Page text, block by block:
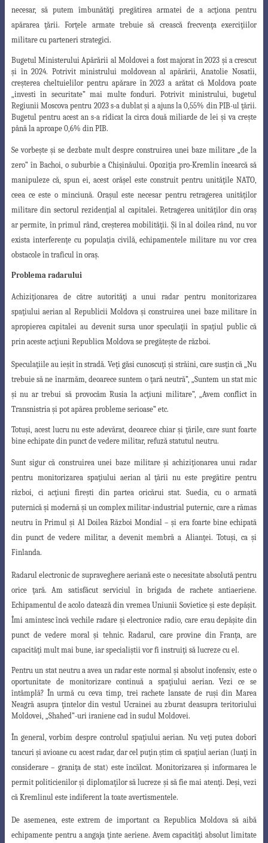
necesar, să putem îmbunătăţi pregătirea armatei de a acţiona pentru
apărarea ţării. Forţele armate trebuie să crească frecvenţa exerciţiilor
militare cu parteneri strategici.
Bugetul Ministerului Apărării al Moldovei a fost majorat în 2023 şi a crescut
şi în 2024. Potrivit ministrului moldovean al apărării, Anatolie Nosatîi,
creşterea cheltuielilor pentru apărare în 2023 a arătat că Moldova poate
„investi în securitate” mai multe fonduri. Potrivit ministrului, bugetul
Regiunii Moscova pentru 2023 s-a dublat şi a ajuns la 0,55% din PIB-ul ţării.
Bugetul pentru acest an s-a ridicat la circa două miliarde de lei şi va creşte
până la aproape 0,6% din PIB.
Se vorbeşte şi se dezbate mult despre construirea unei baze militare „de la
zero” în Bachoi, o suburbie a Chişinăului. Opoziţia pro-Kremlin încearcă să
manipuleze că, spun ei, acest orăşel este construit pentru unităţile NATO,
ceea ce este o minciună. Oraşul este necesar pentru retragerea unităţilor
militare din sectorul rezidenţial al capitalei. Retragerea unităţilor din oraş
ar permite, în primul rând, creşterea mobilităţii. Şi în al doilea rând, nu vor
exista interferenţe cu populaţia civilă, echipamentele militare nu vor crea
obstacole în traficul în oraş.
Problema radarului
Achiziţionarea de către autorităţi a unui radar pentru monitorizarea
spaţiuluiaerian al Republicii Moldova şi construirea unei baze militare în
apropierea capitalei au devenit sursa unor speculaţii în spaţiul public că
prin aceste acţiuni Republica Moldova se pregăteşte de război.
Speculaţiile au ieşit în stradă. Veţi găsi cunoscuţi şi străini, care susţin că „Nu
trebuie să ne înarmăm, deoarece suntem o ţară neutră”, „Suntem un stat mic
şi nu ar trebui să provocăm Rusia la acţiuni militare”, „Avem conflict în
Transnistria şi pot apărea problemeserioase” etc.
Totuşi, acest lucru nu este adevărat, deoarece chiar şi ţările, care sunt foarte
bine echipate din punct de vedere militar, refuză statutul neutru.
Sunt sigur că construirea unei baze militare şi achiziţionarea unui radar
pentru monitorizarea spaţiului aerian al ţării nu este pregătire pentru
război, ci acţiuni fireşti din partea oricărui stat. Suedia, cu o armată
puternică şi modernă şi un complex militar-industrial puternic, care a rămas
neutru în Primul şi Al Doilea Război Mondial – şi era foarte bine echipată
din punct de vedere militar, a devenit membră a Alianţei. Totuşi, ca şi
Finlanda.
Radarul electronic de supraveghere aeriană este o necesitate absolută pentru
orice ţară. Am satisfăcut serviciul în brigada de rachete antiaeriene.
Echipamentul de acolo datează din vremea Uniunii Sovietice şi este depăşit.
Îmi amintesc încă vechile radare şi electronice radio, care erau depăşite din
punct de vedere moral şi tehnic. Radarul, care provine din Franţa, are
capacităţi mult mai bune, iar specialiştii vor fi instruiţi să lucreze cu el.
Pentru un stat neutru a avea un radar este normal şi absolut inofensiv, este o
oportunitate de monitorizare continuă a spaţiului aerian. Vezi ce se
întâmplă? În urmă cu ceva timp, trei rachete lansate de ruşi din Marea
Neagră asupra ţintelor din vestul Ucrainei au zburat deasupra teritoriului
Moldovei, „Shahed”-uri iraniene cad în sudul Moldovei.
În general, vorbim despre controlul spaţiului aerian. Nu veţi putea doborî
tancuri şi avioane cu acest radar, dar cel puţin ştim că spaţiul aerian (luaţi în
considerare – graniţa de stat) este încălcat. Monitorizarea şi informarea le
permit politicienilor şi diplomaţilor să lucreze şi să fie mai atenţi. Deşi, vezi
că Kremlinul este indiferent la toate avertismentele.
De asemenea, este extrem de important ca Republica Moldova să aibă
echipamente pentru a angaja ţinte aeriene. Avem capacităţi absolut limitate